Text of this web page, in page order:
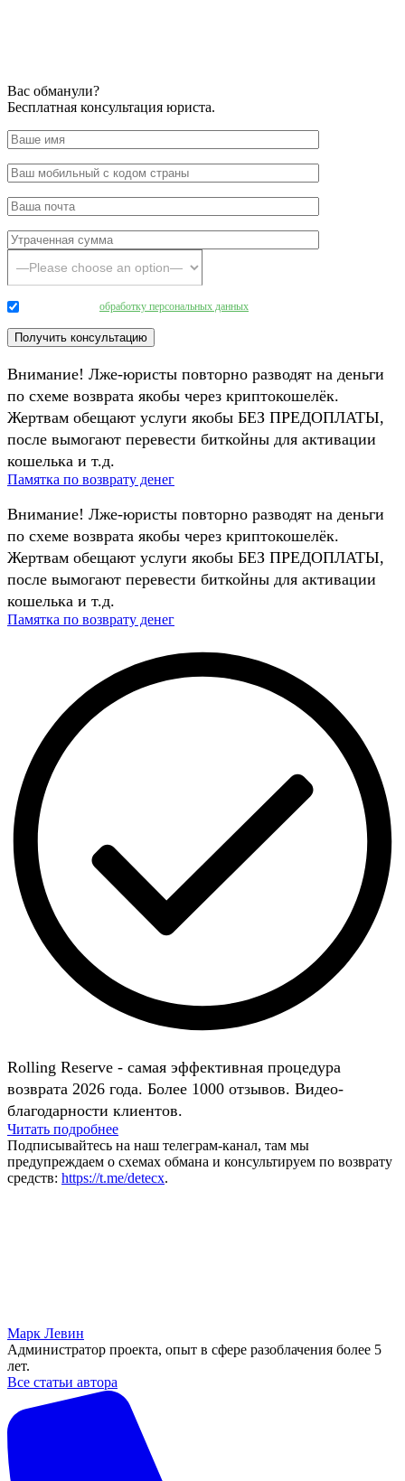
Вас обманули?
Бесплатная консультация юриста.
обработку персональных данных
Внимание! Лже-юристы повторно разводят на деньги
по схеме возврата якобы через криптокошелёк.
Жертвам обещают услуги якобы БЕЗ ПРЕДОПЛАТЫ,
после вымогают перевести биткойны для активации
кошелька и т.д.
Памятка по возврату денег
Внимание! Лже-юристы повторно разводят на деньги
по схеме возврата якобы через криптокошелёк.
Жертвам обещают услуги якобы БЕЗ ПРЕДОПЛАТЫ,
после вымогают перевести биткойны для активации
кошелька и т.д.
Памятка по возврату денег
Rolling Reserve - самая эффективная процедура
возврата 2026 года. Более 1000 отзывов. Видео-
благодарности клиентов.
Читать подробнее
Подписывайтесь на наш телеграм-канал, там мы
предупреждаем о схемах обмана и консультируем по возврату
средств: https://t.me/detecx.
Марк Левин
Администратор проекта, опыт в сфере разоблачения более 5
лет.
Все статьи автора